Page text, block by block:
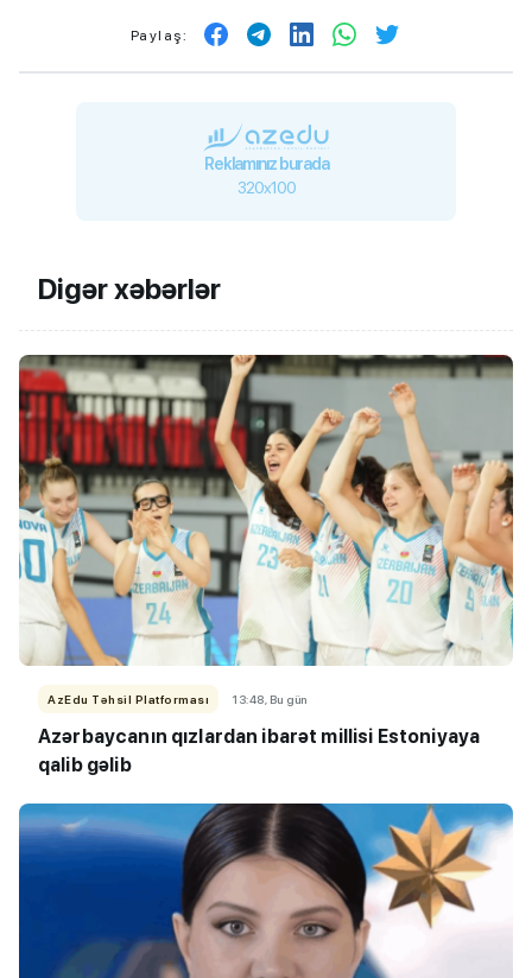
Paylaş:
Reklamınız burada
320x100
Digər xəbərlər
AzEdu Təhsil Platforması 13:48, Bu gün
Azərbaycanın qızlardan ibarət millisi Estoniyaya
qalib gəlib